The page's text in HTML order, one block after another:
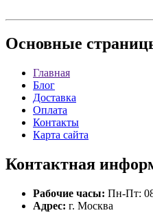
Основные
Главная
Блог
Доставка
Оплата
Контакты
Карта сайта
Контактная
Рабочие часы: Пн-Пт:
Адрес: г. Москва